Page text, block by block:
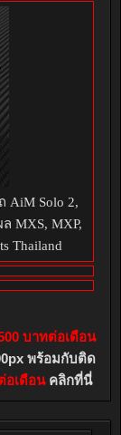
AiM Solo 2,
MXS, MXP,
Thailand
บาทต่อเดือน
พร้อมกับติด
อเดือนคลิกที่นี่